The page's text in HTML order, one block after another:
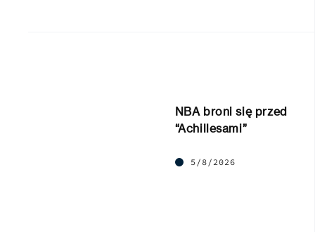
NBA broni się przed
“Achillesami”
5/8/2026